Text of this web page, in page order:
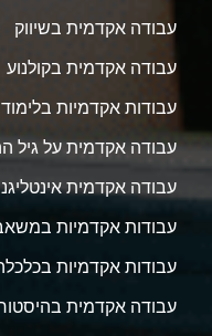
עבודה אקדמית בשיווק
עבודה אקדמית בקולנוע
עבודות אקדמיות
עבודה אקדמית על גיל
עבודה אקדמית
עבודות אקדמיות
עבודות אקדמיות
עבודה אקדמית